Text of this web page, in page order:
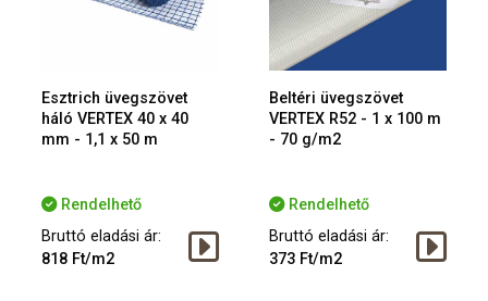
Esztrich üvegszövet
háló VERTEX 40 x 40
mm - 1,1 x 50 m
Rendelhető
Bruttó eladási ár:
818 Ft/m2
Beltéri üvegszövet
VERTEX R52 - 1 x 100 m
- 70 g/m2
Rendelhető
Bruttó eladási ár:
373 Ft/m2